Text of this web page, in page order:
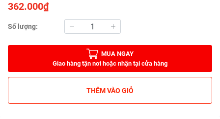
362.000₫
Số lượng:
MUA NGAY
Giao hàng tận nơi hoặc nhận tại cửa hàng
THÊM VÀO GIỎ